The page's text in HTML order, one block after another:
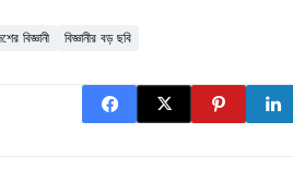
বিজ্ঞানী বিজ্ঞানীর বড় ছবি